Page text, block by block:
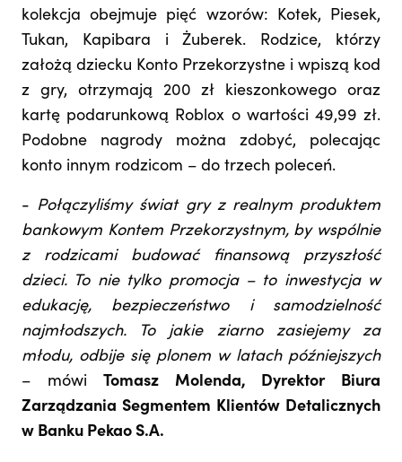
kolekcja obejmuje pięć wzorów: Kotek, Piesek,
Tukan, Kapibara i Żuberek. Rodzice, którzy
założą dziecku Konto Przekorzystne i wpiszą kod
z gry, otrzymają 200 zł kieszonkowego oraz
kartę podarunkową Roblox o wartości 49,99 zł.
Podobne nagrody można zdobyć, polecając
konto innym rodzicom – do trzech poleceń.
- Połączyliśmy świat gry z realnym produktem
bankowym Kontem Przekorzystnym, by wspólnie
z rodzicami budować finansową przyszłość
dzieci. To nie tylko promocja – to inwestycja w
edukację, bezpieczeństwo i samodzielność
najmłodszych. To jakie ziarno zasiejemy za
młodu, odbije się plonem w latach późniejszych
– mówiTomasz Molenda, Dyrektor Biura
Zarządzania Segmentem Klientów Detalicznych
w Banku Pekao S.A.